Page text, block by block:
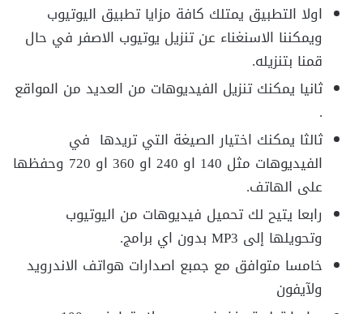
اولا التطبيق يمتلك كافة مزايا تطبيق اليوتيوب
ويمكننا الاسنغناء عن تنزيل يوتيوب الاصفر في حال
قمنا بتنزيله.
ثانيا يمكنك تنزيل الفيديوهات من العديد من المواقع
.
ثالثا يمكنك اختيار الصيغة التي تريدها في
الفيديوهات مثل 140 او 240 او 360 او 720 وحفظها
على الهاتف.
رابعا يتيح لك تحميل فيديوهات من اليوتيوب
وتحويلها إلى MP3 بدون اي برامج.
خامسا متوافق مع جمبع اصدارات هواتف الاندرويد
ولآيفون